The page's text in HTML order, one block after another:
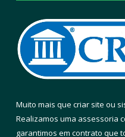
Muito mais que criar site ou
Realizamos uma assessoria
garantimos em contrato que